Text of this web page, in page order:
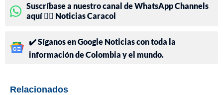
Suscríbase a nuestro canal de WhatsApp Channels
aquí 👉🏻 Noticias Caracol
✔️ Síganos en Google Noticias con toda la
información de Colombia y el mundo.
Relacionados